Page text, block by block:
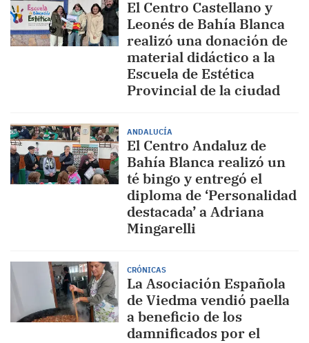
El Centro Castellano y
Leonés de Bahía Blanca
realizó una donación de
material didáctico a la
Escuela de Estética
Provincial de la ciudad
ANDALUCÍA
El Centro Andaluz de
Bahía Blanca realizó un
té bingo y entregó el
diploma de ‘Personalidad
destacada’ a Adriana
Mingarelli
CRÓNICAS
La Asociación Española
de Viedma vendió paella
a beneficio de los
damnificados por el